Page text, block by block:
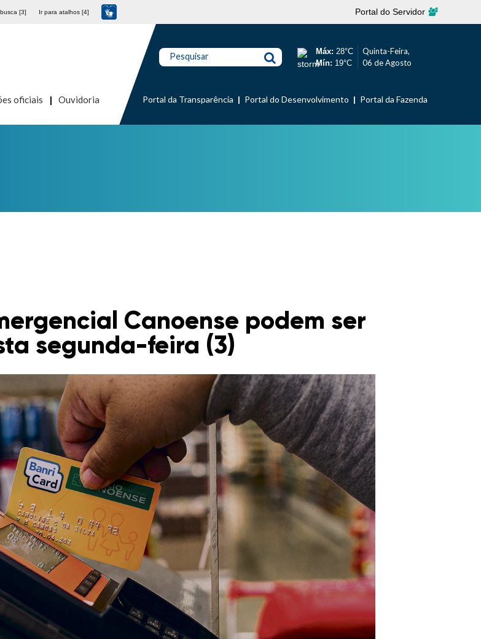
[3] Ir para atalhos [4] Portal do Servidor
oficiais Ouvidoria
Pesquisar Máx: 28°C
Mín: 19°C
Quinta-Feira,
06 de Agosto
Portal da Transparência Portal do Desenvolvimento Portal da Fazenda
Canoense podem ser
segunda-feira (3)